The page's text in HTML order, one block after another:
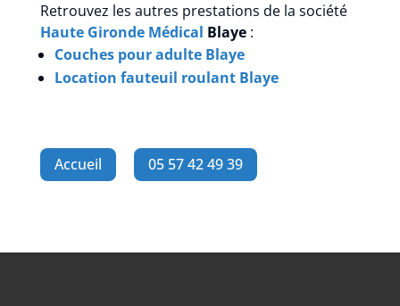
Retrouvez les autres prestations de la société
Haute Gironde Médical Blaye:
Couches pour adulte Blaye
Location fauteuil roulant Blaye
Accueil 05 57 42 49 39